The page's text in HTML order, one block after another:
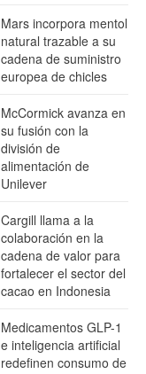
Mars incorpora mentol
natural trazable a su
cadena de suministro
europea de chicles
McCormick avanza en
su fusión con la
división de
alimentación de
Unilever
Cargill llama a la
colaboración en la
cadena de valor para
fortalecer el sector del
cacao en Indonesia
Medicamentos GLP-1
e inteligencia artificial
redefinen consumo de